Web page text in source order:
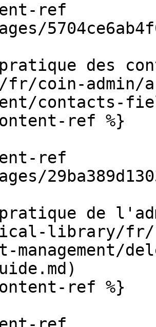
ref
pratique des
coin-admin/
contacts-
ref %}
ref
pratique de
library/fr/
management/
ref %}